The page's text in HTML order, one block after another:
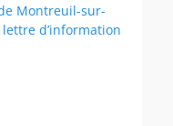
Montreuil-sur-
d’information